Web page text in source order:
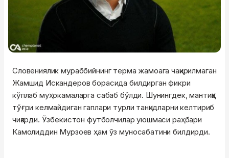
Словениялик мураббийнинг терма жамоага чақирилмаган
Жамшид Искандеров борасида билдирган фикри
кўплаб муҳокамаларга сабаб бўлди. Шунингдек, мантиққа
тўғри келмайдиган гаплари турли танқидларни келтириб
чиқарди. Ўзбекистон футболчилар уюшмаси раҳбари
Камолиддин Мурзоев ҳам ўз муносабатини билдирди.